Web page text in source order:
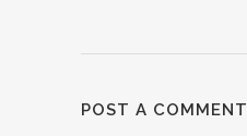
POST A COMMENT